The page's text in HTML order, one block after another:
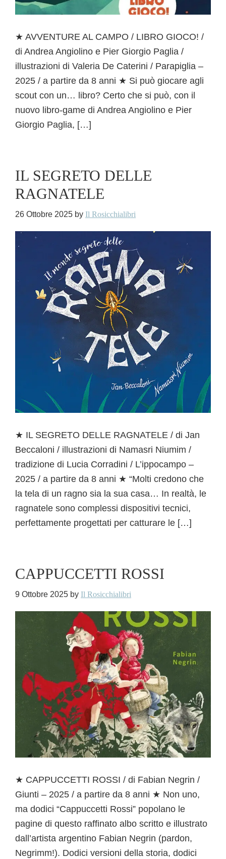
★ AVVENTURE AL CAMPO / LIBRO GIOCO! /
di Andrea Angiolino e Pier Giorgio Paglia /
illustrazioni di Valeria De Caterini / Parapiglia –
2025 / a partire da 8 anni ★ Si può giocare agli
scout con un… libro? Certo che si può, con il
nuovo libro-game di Andrea Angiolino e Pier
Giorgio Paglia, […]
IL SEGRETO DELLE
RAGNATELE
26 Ottobre 2025 by Il Rosicchialibri
★ IL SEGRETO DELLE RAGNATELE / di Jan
Beccaloni / illustrazioni di Namasri Niumim /
tradizione di Lucia Corradini / L’ippocampo –
2025 / a partire da 8 anni ★ “Molti credono che
la tela di un ragno sia la sua casa… In realtà, le
ragnatele sono complessi dispositivi tecnici,
perfettamente progettati per catturare le […]
CAPPUCCETTI ROSSI
9 Ottobre 2025 by Il Rosicchialibri
★ CAPPUCCETTI ROSSI / di Fabian Negrin /
Giunti – 2025 / a partire da 8 anni ★ Non uno,
ma dodici “Cappuccetti Rossi” popolano le
pagine di questo raffinato albo scritto e illustrato
dall’artista argentino Fabian Negrin (pardon,
Negrimm!). Dodici versioni della storia, dodici